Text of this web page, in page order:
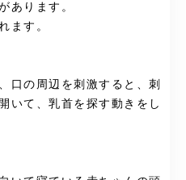
あります。
ます。
口の周辺を刺激すると、刺
いて、乳首を探す動きをし